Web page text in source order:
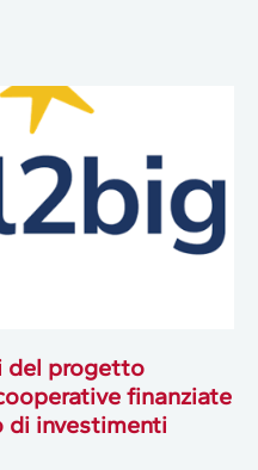
del progetto
finanziate
di investimenti